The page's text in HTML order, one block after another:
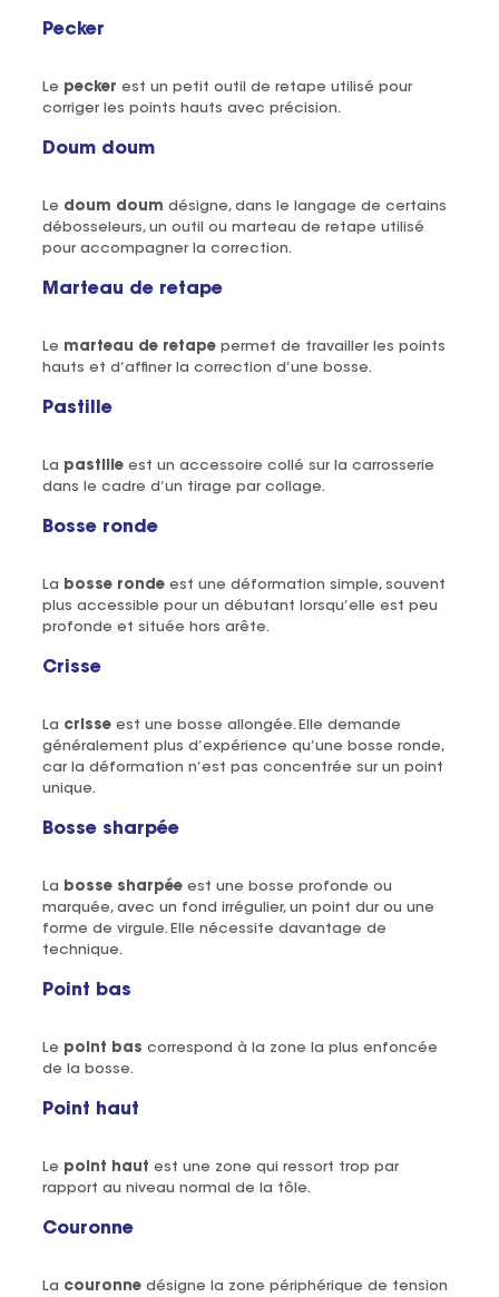
Pecker
Le pecker est un petit outil de retape utilisé pour
corriger les points hauts avec précision.
Doum doum
Le doum doum désigne, dans le langage de certains
débosseleurs, un outil ou marteau de retape utilisé
pour accompagner la correction.
Marteau de retape
Le marteau de retapepermet de travailler les points
hauts et d’affiner la correction d’une bosse.
Pastille
La pastilleest un accessoire collé sur la carrosserie
dans le cadre d’un tirage par collage.
Bosse ronde
La bosse rondeest une déformation simple, souvent
plus accessible pour un débutant lorsqu’elle est peu
profonde et située hors arête.
Crisse
La crisseest une bosse allongée. Elle demande
généralement plus d’expérience qu’une bosse ronde,
car la déformation n’est pas concentrée sur un point
unique.
Bosse sharpée
La bosse sharpéeest une bosse profonde ou
marquée, avec un fond irrégulier, un point dur ou une
forme de virgule. Elle nécessite davantage de
technique.
Point bas
Le point bas correspond à la zone la plus enfoncée
de la bosse.
Point haut
Le point haut est une zone qui ressort trop par
rapport au niveau normal de la tôle.
Couronne
La couronnedésigne la zone périphérique de tension